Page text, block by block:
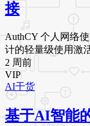
接
AuthCY 个人网络
计的轻量级使用激
2 周前
VIP
AI干货
基于AI智能